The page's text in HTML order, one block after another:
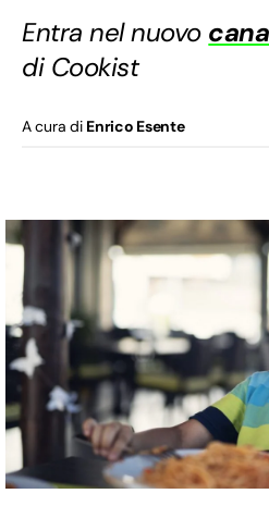
Entra nel nuovo
di Cookist
A cura di Enrico Esente